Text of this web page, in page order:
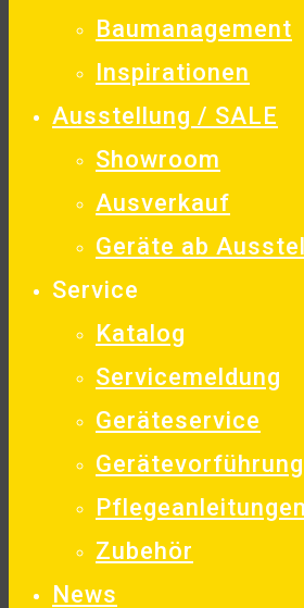
Baumanagement
Inspirationen
Ausstellung / SALE
Showroom
Ausverkauf
Geräte ab
Service
Katalog
Servicemeldung
Geräteservice
Pflegeanleitungen
Zubehör
News